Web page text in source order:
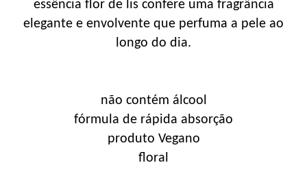
essência flor de lis confere uma fragrância
elegante e envolvente que perfuma a pele ao
longo do dia.
não contém álcool
fórmula de rápida absorção
produto Vegano
floral